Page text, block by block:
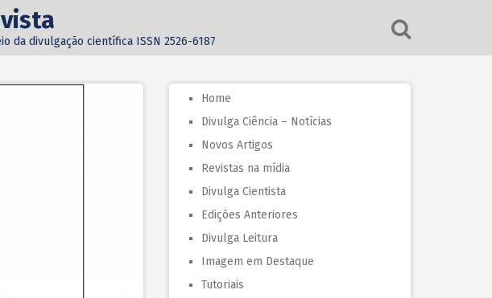
da divulgação científica ISSN 2526-6187
Home
Divulga Ciência – Notícias
Novos Artigos
Revistas na mídia
Divulga Cientista
Edições Anteriores
Divulga Leitura
Imagem em Destaque
Tutoriais